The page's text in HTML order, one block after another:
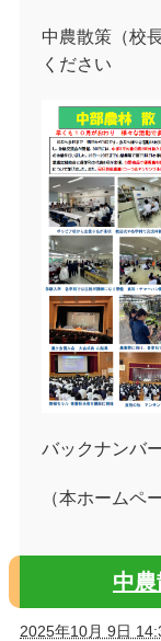
中農散策（校
ください
バックナンバ
（本ホームペ
中
2025年10月 9日